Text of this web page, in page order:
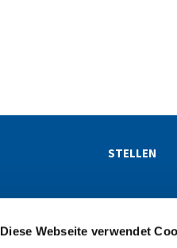
Diese Webseite verwendet
STELLEN